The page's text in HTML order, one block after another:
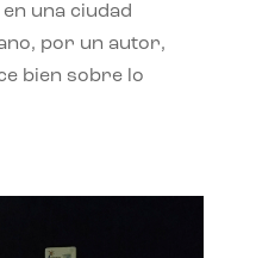
una ciudad
por un autor,
bien sobre lo